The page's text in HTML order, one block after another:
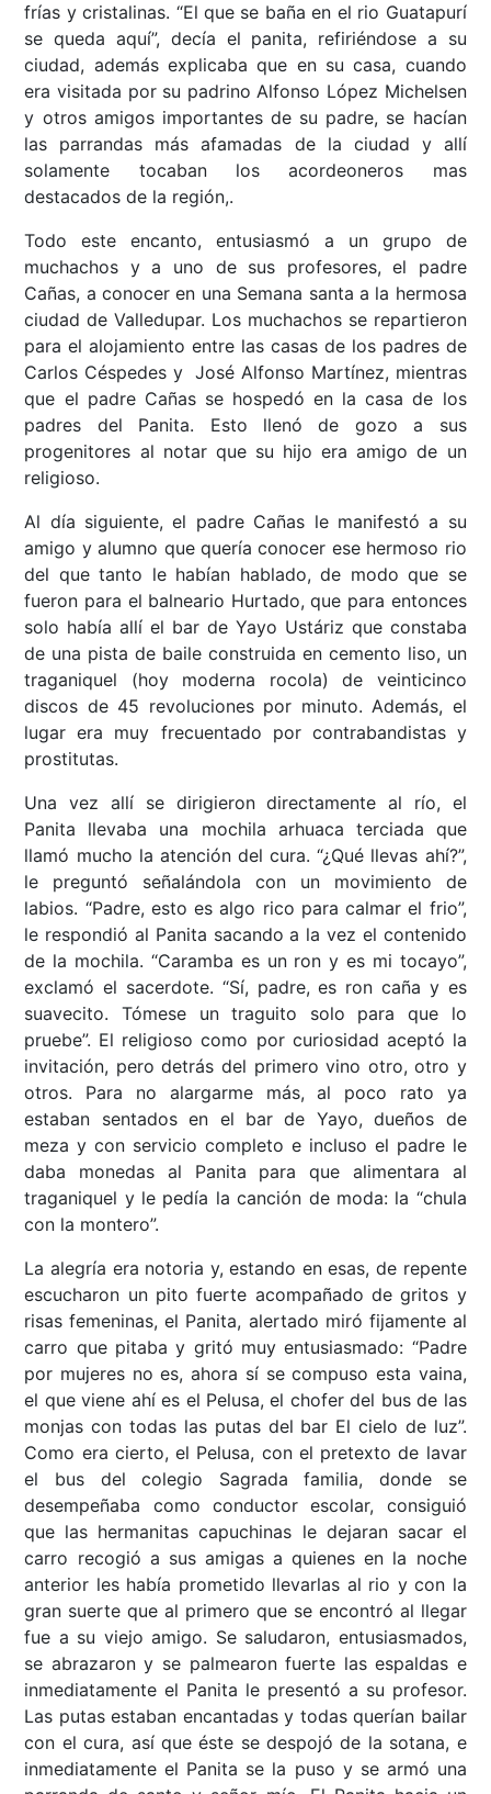
frías y cristalinas. “El que se baña en el rio Guatapurí
se queda aquí”, decía el panita, refiriéndose a su
ciudad, además explicaba que en su casa, cuando
era visitada por su padrino Alfonso López Michelsen
y otros amigos importantes de su padre, se hacían
las parrandas más afamadas de la ciudad y allí
solamente tocaban los acordeoneros mas
destacados de la región,.
Todo este encanto, entusiasmó a un grupo de
muchachos y a uno de sus profesores, el padre
Cañas, a conocer en una Semana santa a la hermosa
ciudad de Valledupar. Los muchachos se repartieron
para el alojamiento entre las casas de los padres de
Carlos Céspedes y José Alfonso Martínez, mientras
que el padre Cañas se hospedó en la casa de los
padres del Panita. Esto llenó de gozo a sus
progenitores al notar que su hijo era amigo de un
religioso.
Al día siguiente, el padre Cañas le manifestó a su
amigo y alumno que quería conocer ese hermoso rio
del que tanto le habían hablado, de modo que se
fueron para el balneario Hurtado, que para entonces
solo había allí el bar de Yayo Ustáriz que constaba
de una pista de baile construida en cemento liso, un
traganiquel (hoy moderna rocola) de veinticinco
discos de 45 revoluciones por minuto. Además, el
lugar era muy frecuentado por contrabandistas y
prostitutas.
Una vez allí se dirigieron directamente al río, el
Panita llevaba una mochila arhuaca terciada que
llamó mucho la atención del cura. “¿Qué llevas ahí?”,
le preguntó señalándola con un movimiento de
labios. “Padre, esto es algo rico para calmar el frio”,
le respondió al Panita sacando a la vez el contenido
de la mochila. “Caramba es un ron y es mi tocayo”,
exclamó el sacerdote. “Sí, padre, es ron caña y es
suavecito. Tómese un traguito solo para que lo
pruebe”. El religioso como por curiosidad aceptó la
invitación, pero detrás del primero vino otro, otro y
otros. Para no alargarme más, al poco rato ya
estaban sentados en el bar de Yayo, dueños de
meza y con servicio completo e incluso el padre le
daba monedas al Panita para que alimentara al
traganiquel y le pedía la canción de moda: la “chula
con la montero”.
La alegría era notoria y, estando en esas, de repente
escucharon un pito fuerte acompañado de gritos y
risas femeninas, el Panita, alertado miró fijamente al
carro que pitaba y gritó muy entusiasmado: “Padre
por mujeres no es, ahora sí se compuso esta vaina,
el que viene ahí es el Pelusa, el chofer del bus de las
monjas con todas las putas del bar El cielo de luz”.
Como era cierto, el Pelusa, con el pretexto de lavar
el bus del colegio Sagrada familia, donde se
desempeñaba como conductor escolar, consiguió
que las hermanitas capuchinas le dejaran sacar el
carro recogió a sus amigas a quienes en la noche
anterior les había prometido llevarlas al rio y con la
gran suerte que al primero que se encontró al llegar
fue a su viejo amigo. Se saludaron, entusiasmados,
se abrazaron y se palmearon fuerte las espaldas e
inmediatamente el Panita le presentó a su profesor.
Las putas estaban encantadas y todas querían bailar
con el cura, así que éste se despojó de la sotana, e
inmediatamente el Panita se la puso y se armó una